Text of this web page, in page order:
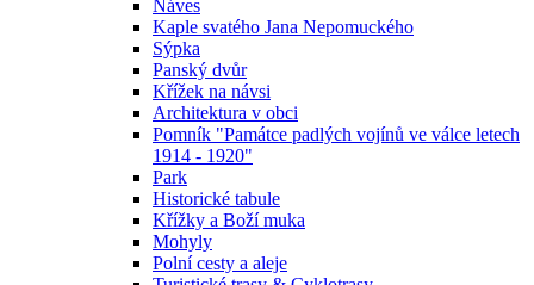
Náves
Kaple svatého Jana Nepomuckého
Sýpka
Panský dvůr
Křížek na návsi
Architektura v obci
Pomník "Památce padlých vojínů ve válce letech
1914 - 1920"
Park
Historické tabule
Křížky a Boží muka
Mohyly
Polní cesty a aleje